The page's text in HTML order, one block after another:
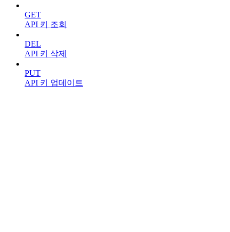
GET
API 키 조회
DEL
API 키 삭제
PUT
API 키 업데이트